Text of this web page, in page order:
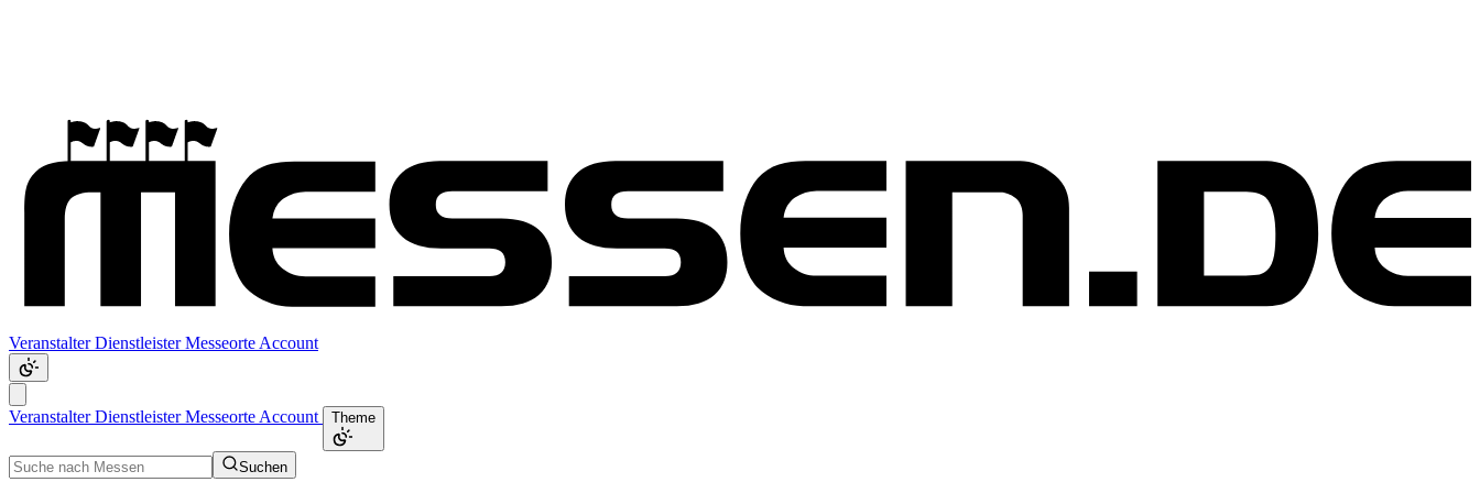
VeranstalterDienstleisterMesseorte Account
VeranstalterDienstleisterMesseorte Account Theme
Suchen